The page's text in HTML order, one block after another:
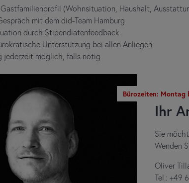
(Wohnsituation, Haushalt,
mit dem did-Team Hamburg
durch Stipendiatenfeedback
Unterstützung bei allen Anliegen
jederzeit möglich, falls nötig
Bürozeiten: Montag
Ihr
Sie
Wenden
Oliver
Tel.: +49